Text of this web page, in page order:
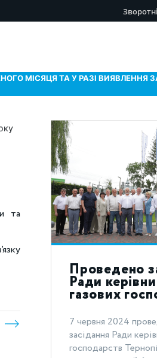
МІСЯЦЯ ТА У РАЗІ ВИЯВЛЕННЯ
та
Проведено
Ради
газових
7 червня 2024
засідання Ради
господарств